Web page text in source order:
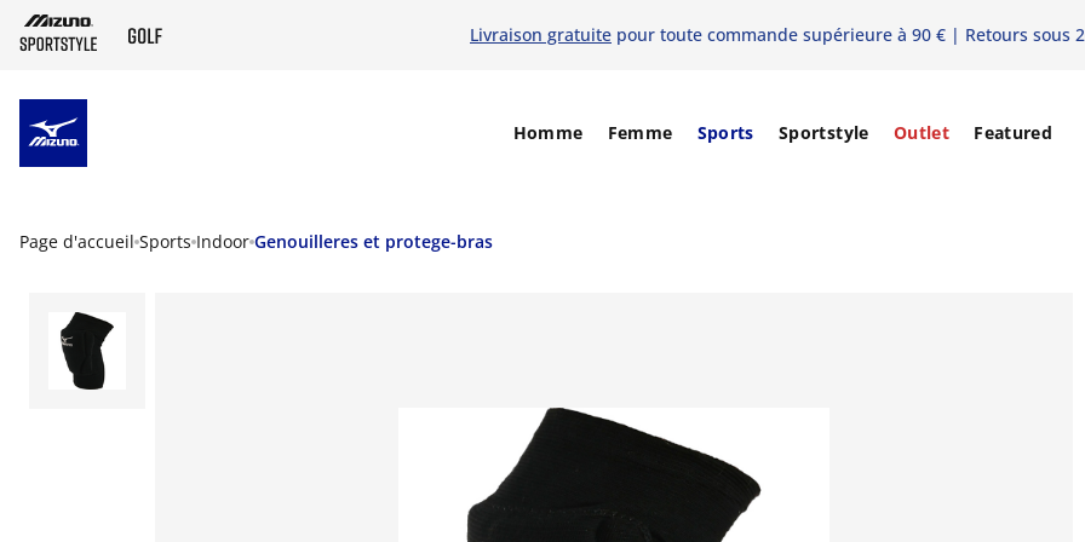
Livraison gratuite pour toute commande supérieure à 90 € | Retours sous
Homme Femme Sports Sportstyle Outlet Featured
Page d'accueil Sports Indoor Genouilleres et protege-bras